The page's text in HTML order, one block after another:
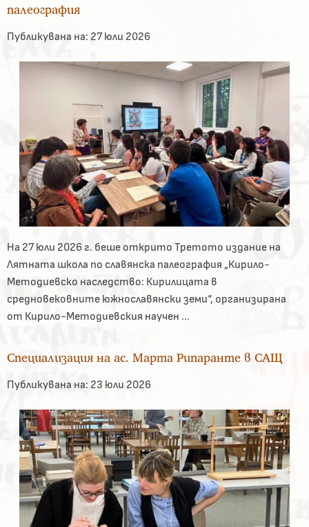
палеография
Публикувана на: 27 юли 2026
На 27 юли 2026 г. беше открито Третото издание на
Лятната школа по славянска палеография „Кирило-
Методиевско наследство: Кирилицата в
средновековните южнославянски земи“, организирана
от Кирило-Методиевския научен ...
Специализация на ас. Марта Рипаранте в САЩ
Публикувана на: 23 юли 2026